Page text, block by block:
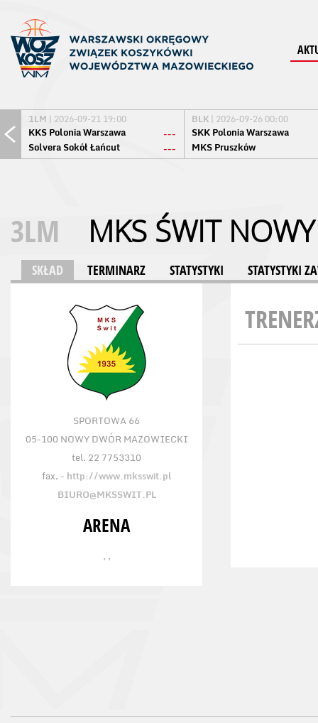
1LM | 2026-09-21 19:00
KKS Polonia Warszawa
---
Solvera Sokół Łańcut
---
BLK | 2026-09-26 00:00
SKK Polonia Warszawa
MKS Pruszków
3LM MKS ŚWIT
SKŁAD TERMINARZ STATYSTYKI STATYSTYKI
SPORTOWA 66
05-100 NOWY DWÓR MAZOWIECKI
tel. 22 7753310
fax. - http://www.mksswit.pl
BIURO@MKSSWIT.PL
ARENA
, ,